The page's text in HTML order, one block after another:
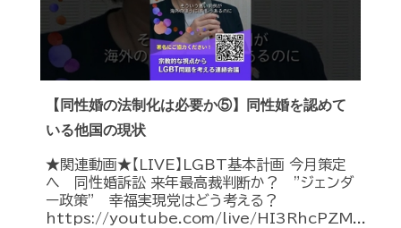
【同性婚の法制化は必要か⑤】同性婚を認めて
いる他国の現状
★関連動画★【LIVE】LGBT基本計画 今月策定
へ 同性婚訴訟 来年最高裁判断か？ ”ジェンダ
ー政策” 幸福実現党はどう考える？
https://youtube.com/live/HI3RhcPZM...